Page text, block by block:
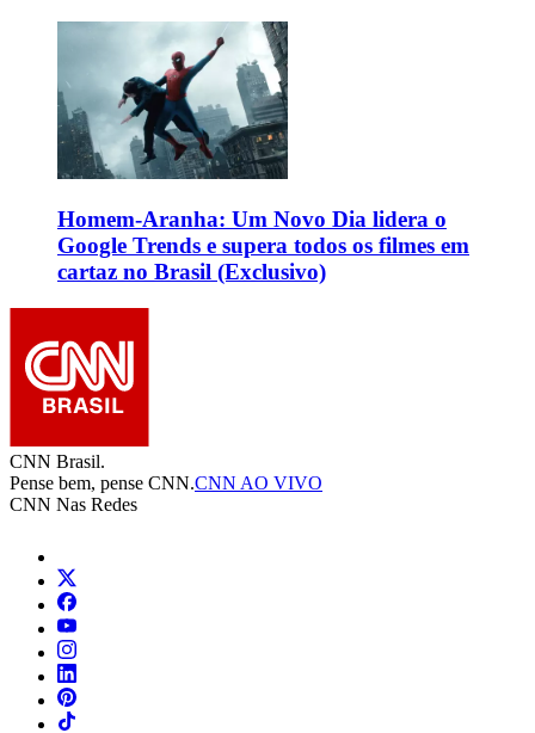
Homem-Aranha: Um Novo Dia lidera o
Google Trends e supera todos os filmes em
cartaz no Brasil (Exclusivo)
CNN Brasil.
Pense bem, pense CNN.CNN AO VIVO
CNN Nas Redes